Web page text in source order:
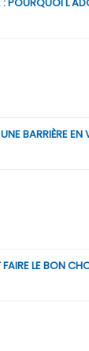
BARRIÈRE EN
LE BON